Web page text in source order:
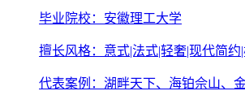
毕业院校：安徽理工大学
擅长风格：意式|法式|轻奢|现代简约
代表案例：湖畔天下、海铂佘山、